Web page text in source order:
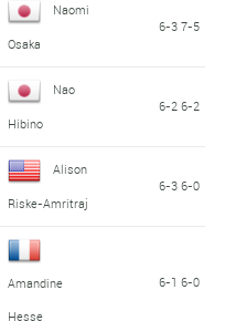
Naomi
Osaka
6-3 7-5
Nao
Hibino
6-2 6-2
Alison
Riske-Amritraj
6-3 6-0
Amandine
Hesse
6-1 6-0